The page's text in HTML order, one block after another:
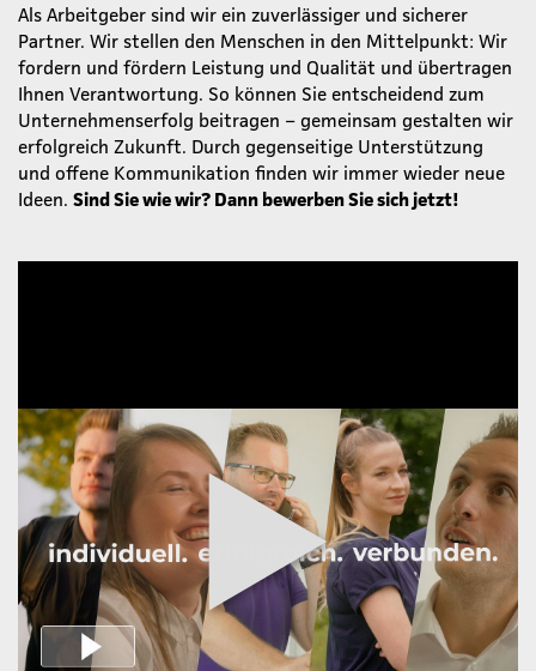
Als Arbeitgeber sind wir ein zuverlässiger und sicherer
Partner. Wir stellen den Menschen in den Mittelpunkt: Wir
fordern und fördern Leistung und Qualität und übertragen
Ihnen Verantwortung. So können Sie entscheidend zum
Unternehmenserfolg beitragen – gemeinsam gestalten wir
erfolgreich Zukunft. Durch gegenseitige Unterstützung
und offene Kommunikation finden wir immer wieder neue
Ideen. Sind Sie wie wir? Dann bewerben Sie sich jetzt!